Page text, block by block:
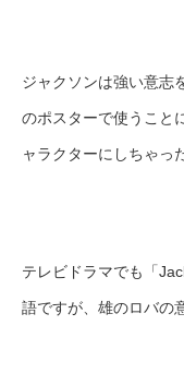
ジャクソンは強い意志
のポスターで使うこと
ャラクターにしちゃっ
テレビドラマでも「
語ですが、雄のロバの